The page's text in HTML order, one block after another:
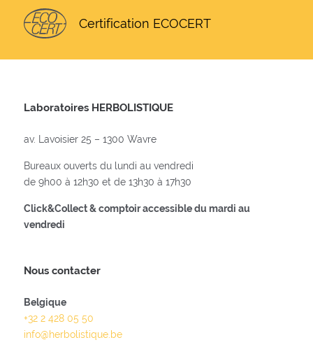
Certification ECOCERT
Laboratoires HERBOLISTIQUE
av. Lavoisier 25 – 1300 Wavre
Bureaux ouverts du lundi au vendredi
de 9h00 à 12h30 et de 13h30 à 17h30
Click&Collect & comptoir accessible du mardi au
vendredi
Nous contacter
Belgique
+32 2 428 05 50
info@herbolistique.be